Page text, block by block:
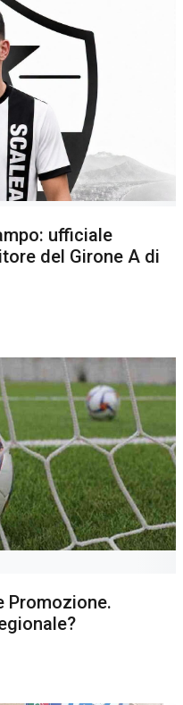
ufficiale
del Girone A di
Promozione.